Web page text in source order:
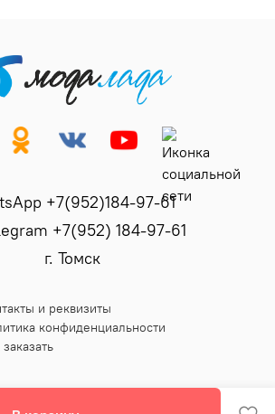
+7(952)184-97-61
+7(952) 184-97-61
г. Томск
и реквизиты
конфиденциальности